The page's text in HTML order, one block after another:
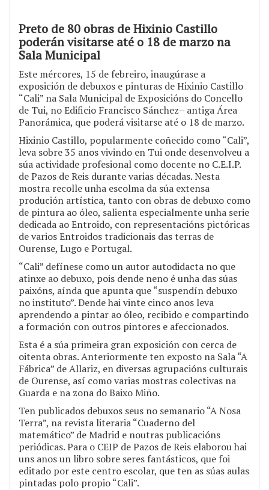
Preto de 80 obras de Hixinio Castillo
poderán visitarse até o 18 de marzo na
Sala Municipal
Este mércores, 15 de febreiro, inaugúrase a
exposición de debuxos e pinturas de Hixinio Castillo
“Cali” na Sala Municipal de Exposicións do Concello
de Tui, no Edificio Francisco Sánchez– antiga Área
Panorámica, que poderá visitarse até o 18 de marzo.
Hixinio Castillo, popularmente coñecido como “Cali”,
leva sobre 35 anos vivindo en Tui onde desenvolveu a
súa actividade profesional como docente no C.E.I.P.
de Pazos de Reis durante varias décadas. Nesta
mostra recolle unha escolma da súa extensa
produción artística, tanto con obras de debuxo como
de pintura ao óleo, salienta especialmente unha serie
dedicada ao Entroido, con representacións pictóricas
de varios Entroidos tradicionais das terras de
Ourense, Lugo e Portugal.
“Cali” defínese como un autor autodidacta no que
atinxe ao debuxo, pois dende neno é unha das súas
paixóns, aínda que apunta que “suspendín debuxo
no instituto”. Dende hai vinte cinco anos leva
aprendendo a pintar ao óleo, recibido e compartindo
a formación con outros pintores e afeccionados.
Esta é a súa primeira gran exposición con cerca de
oitenta obras. Anteriormente ten exposto na Sala “A
Fábrica” de Allariz, en diversas agrupacións culturais
de Ourense, así como varias mostras colectivas na
Guarda e na zona do Baixo Miño.
Ten publicados debuxos seus no semanario “A Nosa
Terra”, na revista literaria “Cuaderno del
matemático” de Madrid e noutras publicacións
periódicas. Para o CEIP de Pazos de Reis elaborou hai
uns anos un libro sobre seres fantásticos, que foi
editado por este centro escolar, que ten as súas aulas
pintadas polo propio “Cali”.